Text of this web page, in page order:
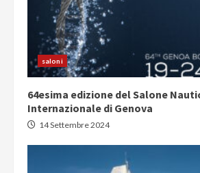
saloni
64esima edizione del Salone
Internazionale di Genova
14 Settembre 2024